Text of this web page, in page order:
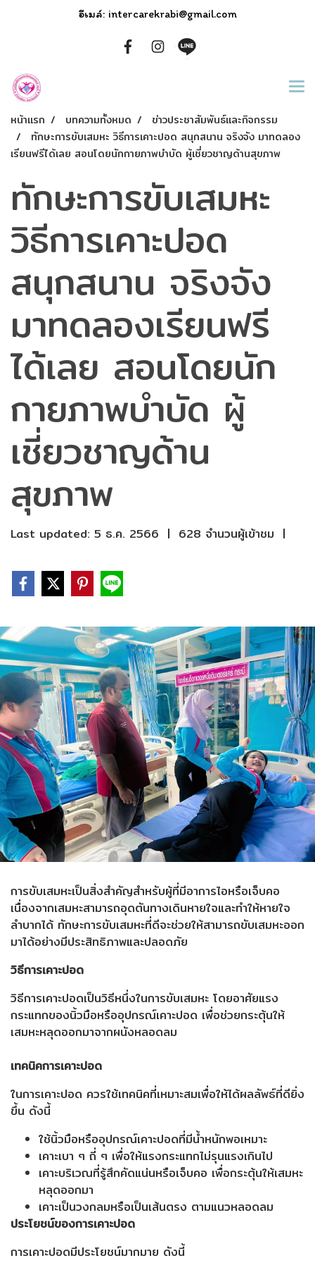
อีเมล์: intercarekrabi@gmail.com
หน้าแรก บทความทั้งหมด
ข่าวประชาสัมพันธ์และกิจกรรม
ทักษะการขับเสมหะ วิธีการเคาะปอด สนุกสนาน จริงจัง มาทดลอง
เรียนฟรีได้เลย สอนโดยนักกายภาพบำบัด ผู้เชี่ยวชาญด้านสุขภาพ
ทักษะการขับเสมหะ
วิธีการเคาะปอด
สนุกสนาน จริงจัง
มาทดลองเรียนฟรี
ได้เลย สอนโดยนัก
กายภาพบำบัด ผู้
เชี่ยวชาญด้าน
สุขภาพ
Last updated: 5 ธ.ค. 2566 | 628 จำนวนผู้เข้าชม |
การขับเสมหะเป็นสิ่งสำคัญสำหรับผู้ที่มีอาการไอหรือเจ็บคอ
เนื่องจากเสมหะสามารถอุดตันทางเดินหายใจและทำให้หายใจ
ลำบากได้ ทักษะการขับเสมหะที่ดีจะช่วยให้สามารถขับเสมหะออก
มาได้อย่างมีประสิทธิภาพและปลอดภัย
วิธีการเคาะปอด
วิธีการเคาะปอดเป็นวิธีหนึ่งในการขับเสมหะ โดยอาศัยแรง
กระแทกของนิ้วมือหรืออุปกรณ์เคาะปอด เพื่อช่วยกระตุ้นให้
เสมหะหลุดออกมาจากผนังหลอดลม
เทคนิคการเคาะปอด
ในการเคาะปอด ควรใช้เทคนิคที่เหมาะสมเพื่อให้ได้ผลลัพธ์ที่ดียิ่ง
ขึ้น ดังนี้
ใช้นิ้วมือหรืออุปกรณ์เคาะปอดที่มีน้ำหนักพอเหมาะ
เคาะเบา ๆ ถี่ ๆ เพื่อให้แรงกระแทกไม่รุนแรงเกินไป
เคาะบริเวณที่รู้สึกคัดแน่นหรือเจ็บคอ เพื่อกระตุ้นให้เสมหะ
หลุดออกมา
เคาะเป็นวงกลมหรือเป็นเส้นตรง ตามแนวหลอดลม
ประโยชน์ของการเคาะปอด
การเคาะปอดมีประโยชน์มากมาย ดังนี้